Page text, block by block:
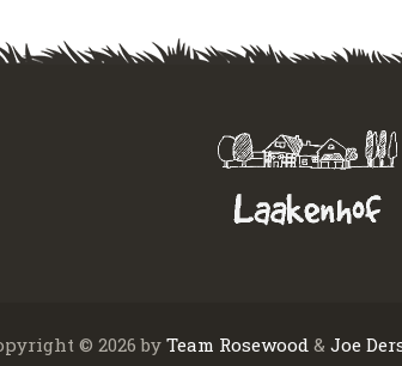
© 2026 by Team Rosewood & Joe